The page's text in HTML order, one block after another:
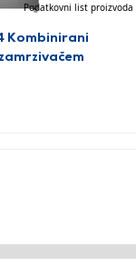
Podatkovni list proizvoda
Kombinirani